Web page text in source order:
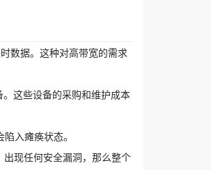
数据。这种对高带宽的需求
这些设备的采购和维护成本
入瘫痪状态。
现任何安全漏洞，那么整个